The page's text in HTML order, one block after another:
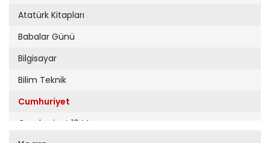
Atatürk Kitapları
Babalar Günü
Bilgisayar
Bilim Teknik
Cumhuriyet
Cumhuriyet 19 Mayıs